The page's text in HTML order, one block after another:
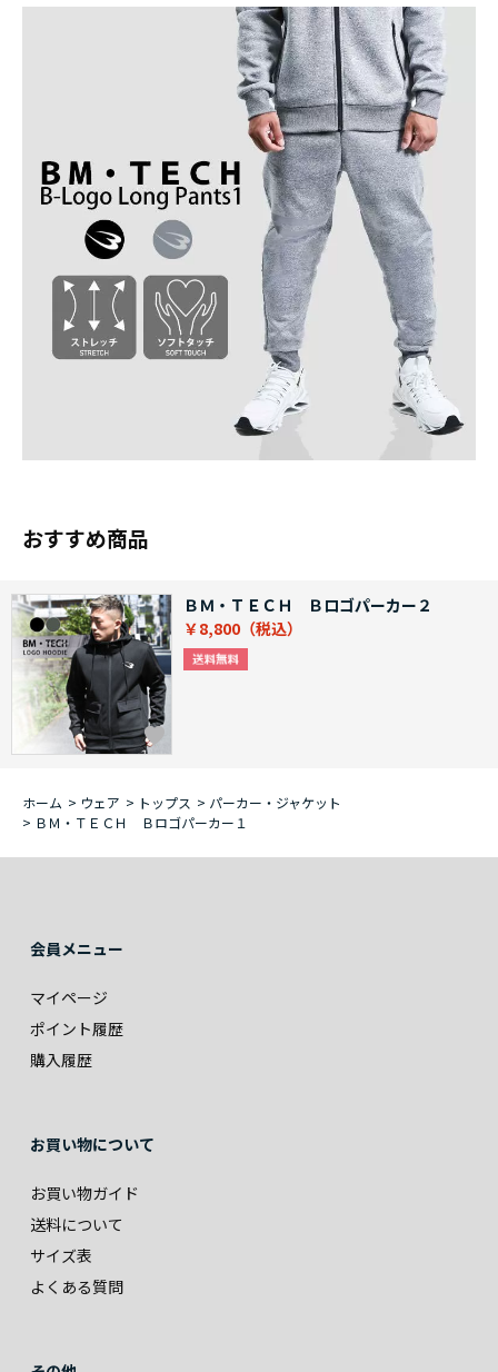
おすすめ商品
ＢＭ・ＴＥＣＨ Ｂロゴパーカー２
￥8,800
ホーム > ウェア > トップス > パーカー・ジャケット
> ＢＭ・ＴＥＣＨ Ｂロゴパーカー１
会員メニュー
マイページ
ポイント履歴
購入履歴
お買い物について
お買い物ガイド
送料について
サイズ表
よくある質問